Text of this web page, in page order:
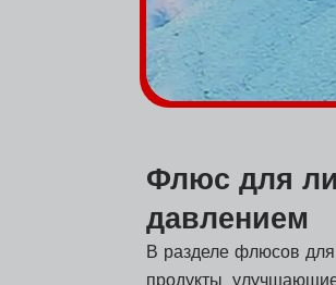
Флюс для
давлением
В разделе флюсов
продукты,